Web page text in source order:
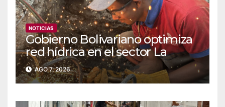
NOTICIAS
Gobierno Bolivariano optimiza
red hídrica en el sector La
Majada
AGO 7, 2026